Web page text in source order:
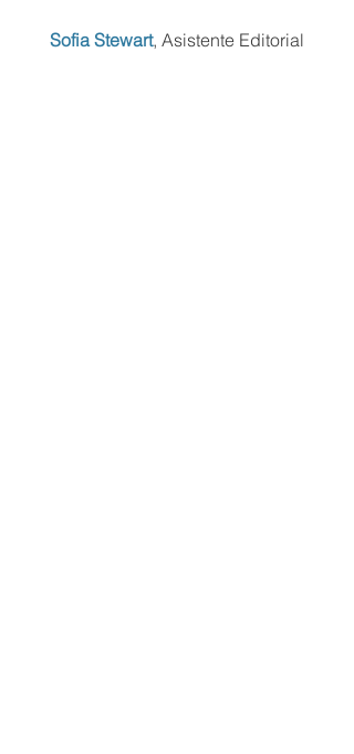
Sofia Stewart, Asistente Editorial